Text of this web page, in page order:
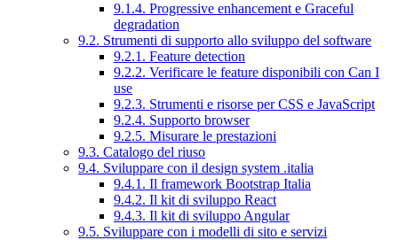
9.1.4. Progressive enhancement e Graceful
degradation
9.2. Strumenti di supporto allo sviluppo del software
9.2.1. Feature detection
9.2.2. Verificare le feature disponibili con Can I
use
9.2.3. Strumenti e risorse per CSS e JavaScript
9.2.4. Supporto browser
9.2.5. Misurare le prestazioni
9.3. Catalogo del riuso
9.4. Sviluppare con il design system .italia
9.4.1. Il framework Bootstrap Italia
9.4.2. Il kit di sviluppo React
9.4.3. Il kit di sviluppo Angular
9.5. Sviluppare con i modelli di sito e servizi